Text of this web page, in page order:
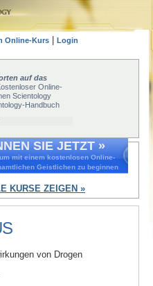
Online-Kurs Login
auf das
Online-
Scientology
Handbuch
SIE JETZT »
mit einem kostenlosen Online-
Geistlichen zu beginnen
KURSE ZEIGEN »
von Drogen